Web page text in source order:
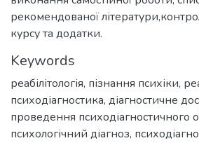
рекомендованої
курсу та додатки.
Keywords
реабілітологія, пізнання психіки,
психодіагностика, діагностичне
проведення психодіагностичного
психологічний діагноз,